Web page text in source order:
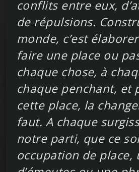
conflits entre eux,
de répulsions.
monde, c’est
faire une place ou
chaque chose, à
chaque penchant, et
cette place, la
faut. A chaque
notre parti, que ce
occupation de place,